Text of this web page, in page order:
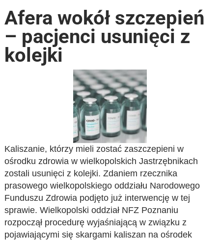
Afera wokół szczepień
– pacjenci usunięci z
kolejki
Kaliszanie, którzy mieli zostać zaszczepieni w
ośrodku zdrowia w wielkopolskich Jastrzębnikach
zostali usunięci z kolejki. Zdaniem rzecznika
prasowego wielkopolskiego oddziału Narodowego
Funduszu Zdrowia podjęto już interwencję w tej
sprawie. Wielkopolski oddział NFZ Poznaniu
rozpoczął procedurę wyjaśniającą w związku z
pojawiającymi się skargami kaliszan na ośrodek